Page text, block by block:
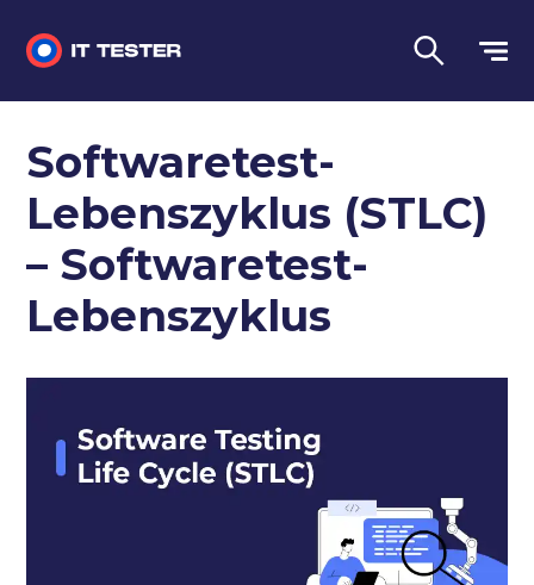
Automatisiertes Testen
Vorstellungsgespräch Fragen
Softwaretest-
Lebenszyklus (STLC)
– Softwaretest-
Lebenszyklus